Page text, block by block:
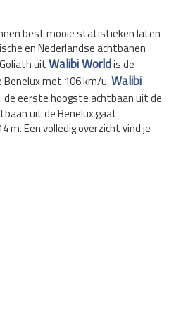
best mooie statistieken laten
en Nederlandse achtbanen
uitWalibi Worldis de
met 106 km/u.Walibi
de eerste hoogste achtbaan uit de
uit de Benelux gaat
m. Een volledig overzicht vind je